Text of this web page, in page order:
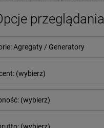
przeglądania
Agregaty / Generatory
(wybierz)
(wybierz)